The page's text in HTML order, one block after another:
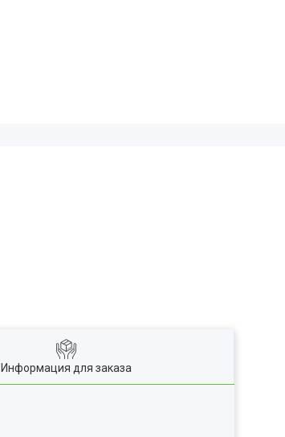
Информация для заказа